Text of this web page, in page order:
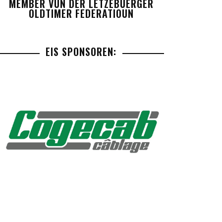
MEMBER VUN DER LETZEBUERGER
OLDTIMER FEDERATIOUN
EIS SPONSOREN: